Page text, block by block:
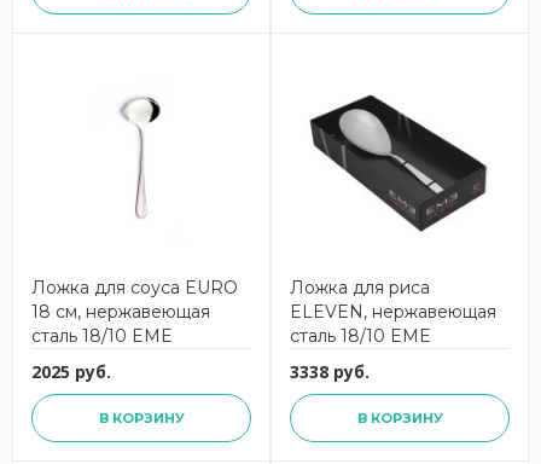
Ложка для соуса EURO
18 см, нержавеющая
сталь 18/10 EME
2025 руб.
В КОРЗИНУ
Ложка для риса
ELEVEN, нержавеющая
сталь 18/10 EME
3338 руб.
В КОРЗИНУ